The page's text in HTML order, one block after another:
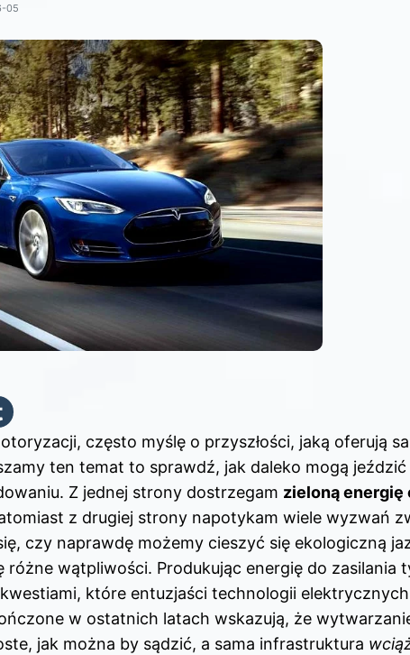
05
często myślę o przyszłości, jaką oferują
ten temat to sprawdź, jak daleko mogą
. Z jednej strony dostrzegam zieloną energię
z drugiej strony napotykam wiele wyzwań
czy naprawdę możemy cieszyć się ekologiczną
różne wątpliwości. Produkując energię do zasilania
które entuzjaści technologii
w ostatnich latach wskazują, że
jak można by sądzić, a sama infrastruktura